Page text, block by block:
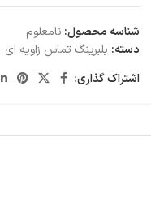
شناسه محصول: نامعلوم
دسته: بلبرینگ تماس زاویه ای
اشتراک گذاری: